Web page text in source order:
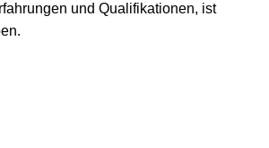
und Qualifikationen, ist